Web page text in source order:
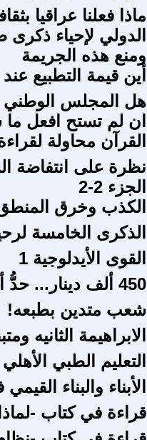
ماذا فعلنا عراقيا
الدولي لإحياء ذكرى
ومنع هذه الجريمة
أين قيمة التطبيع
هل المجلس الوطني
ان لم تستح افعل
القرآن محاولة لقراءة
نظرة على انتفاضة
الجزء 2-2
الكذب وخرق
الذكرى الخامسة
القوى الأيدلوجية 1
450 ألف دينار... حدُّ أدنى للأجر يسهم بفقر القوى العاملة
شعب متدين بطبعه!
الابراهيمة الثانيه
التعليم الطبي الأهلي
الأبناء والبناء
قراءة في كتاب -